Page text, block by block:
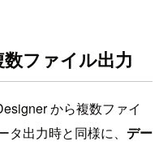
ファイル出力
から複数ファイ
出力時と同様に、 デー